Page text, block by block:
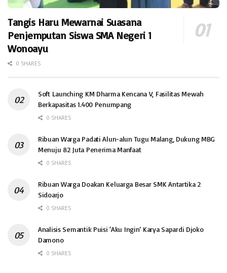
Tangis Haru Mewarnai Suasana
Penjemputan Siswa SMA Negeri 1
Wonoayu
0 SHARES
Soft Launching KM Dharma Kencana V, Fasilitas Mewah
Berkapasitas 1.400 Penumpang
0 SHARES
Ribuan Warga Padati Alun-alun Tugu Malang, Dukung MBG
Menuju 82 Juta Penerima Manfaat
0 SHARES
Ribuan Warga Doakan Keluarga Besar SMK Antartika 2
Sidoarjo
0 SHARES
Analisis Semantik Puisi ‘Aku Ingin’ Karya Sapardi Djoko
Damono
0 SHARES